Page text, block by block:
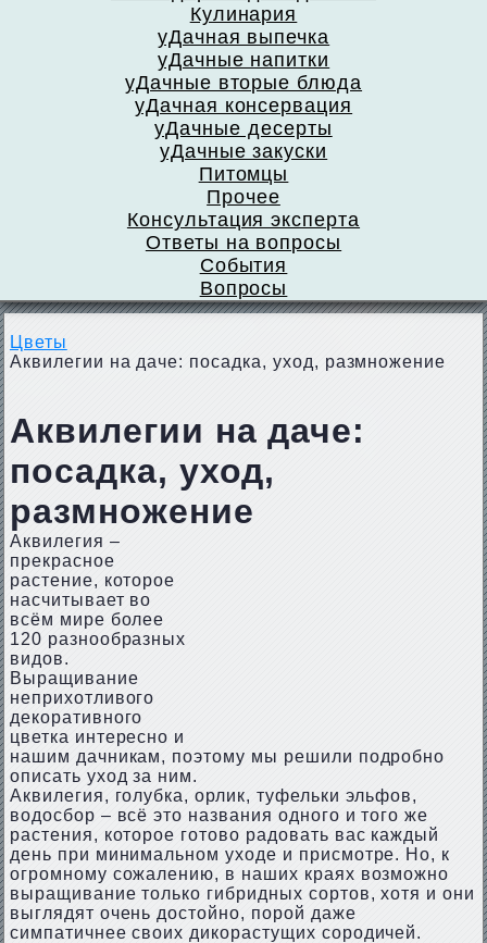
Кулинария
уДачная выпечка
уДачные напитки
уДачные вторые блюда
уДачная консервация
уДачные десерты
уДачные закуски
Питомцы
Прочее
Консультация эксперта
Ответы на вопросы
События
Вопросы
Цветы
Аквилегии на даче: посадка, уход, размножение
Аквилегии на даче:
посадка, уход,
размножение
Аквилегия –
прекрасное
растение, которое
насчитывает во
всём мире более
120 разнообразных
видов.
Выращивание
неприхотливого
декоративного
цветка интересно и
нашим дачникам, поэтому мы решили подробно
описать уход за ним.
Аквилегия, голубка, орлик, туфельки эльфов,
водосбор – всё это названия одного и того же
растения, которое готово радовать вас каждый
день при минимальном уходе и присмотре. Но, к
огромному сожалению, в наших краях возможно
выращивание только гибридных сортов, хотя и они
выглядят очень достойно, порой даже
симпатичнее своих дикорастущих сородичей.